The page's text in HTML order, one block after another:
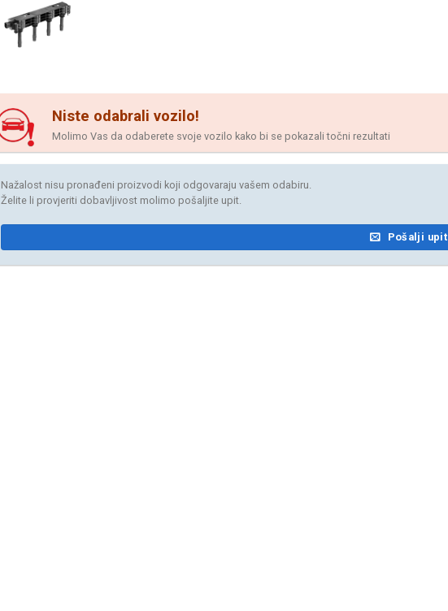
Niste odabrali vozilo!
Molimo Vas da odaberete svoje vozilo kako bi se pokazali točni rezultati
Nažalost nisu pronađeni proizvodi koji odgovaraju vašem odabiru.
Želite li provjeriti dobavljivost molimo pošaljite upit.
Pošalji upit